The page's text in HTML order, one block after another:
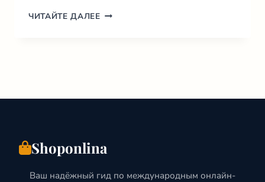
ЧИТАЙТЕ ДАЛЕЕИНТЕРНЕТ
(2026)
Shoponlina
Ваш надёжный гид по международным онлайн-